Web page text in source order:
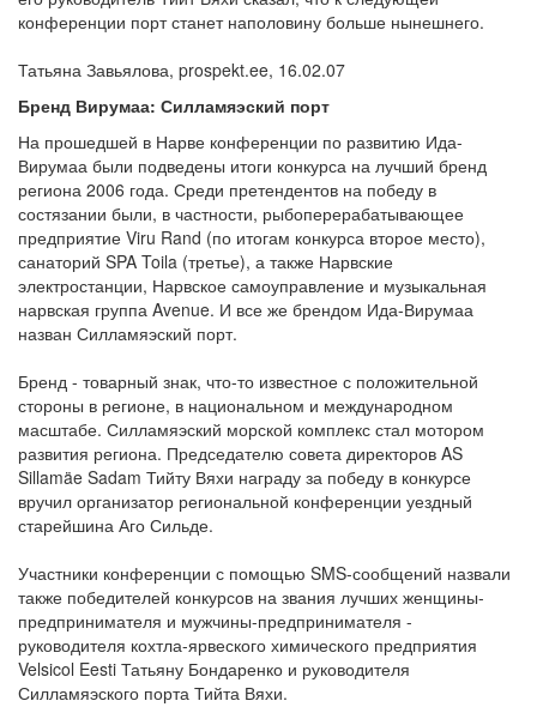
конференции порт станет наполовину больше нынешнего.
Татьяна Завьялова, prospekt.ee, 16.02.07
Бренд Вирумаа: Силламяэский порт
На прошедшей в Нарве конференции по развитию Ида-
Вирумаа были подведены итоги конкурса на лучший бренд
региона 2006 года. Среди претендентов на победу в
состязании были, в частности, рыбоперерабатывающее
предприятие Viru Rand (по итогам конкурса второе место),
санаторий SPA Toila (третье), а также Нарвские
электростанции, Нарвское самоуправление и музыкальная
нарвская группа Avenue. И все же брендом Ида-Вирумаа
назван Силламяэский порт.
Бренд - товарный знак, что-то известное с положительной
стороны в регионе, в национальном и международном
масштабе. Силламяэский морской комплекс стал мотором
развития региона. Председателю совета директоров AS
Sillamäe Sadam Тийту Вяхи награду за победу в конкурсе
вручил организатор региональной конференции уездный
старейшина Аго Сильде.
Участники конференции с помощью SMS-сообщений назвали
также победителей конкурсов на звания лучших женщины-
предпринимателя и мужчины-предпринимателя -
руководителя кохтла-ярвеского химического предприятия
Velsicol Eesti Татьяну Бондаренко и руководителя
Силламяэского порта Тийта Вяхи.